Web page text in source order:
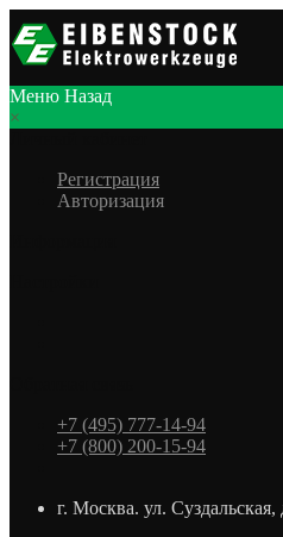
Меню Назад
×
Регистрация
Авторизация
+7 (495) 777-14-94
+7 (800) 200-15-94
г. Москва. ул.